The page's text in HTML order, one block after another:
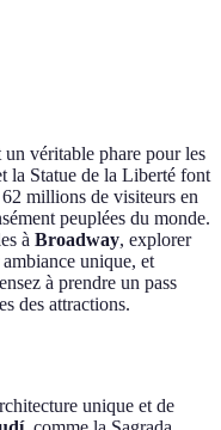
véritable phare pour les
la Statue de la Liberté font
millions de visiteurs en
peuplées du monde.
à Broadway, explorer
unique, et
à prendre un pass
des attractions.
unique et de